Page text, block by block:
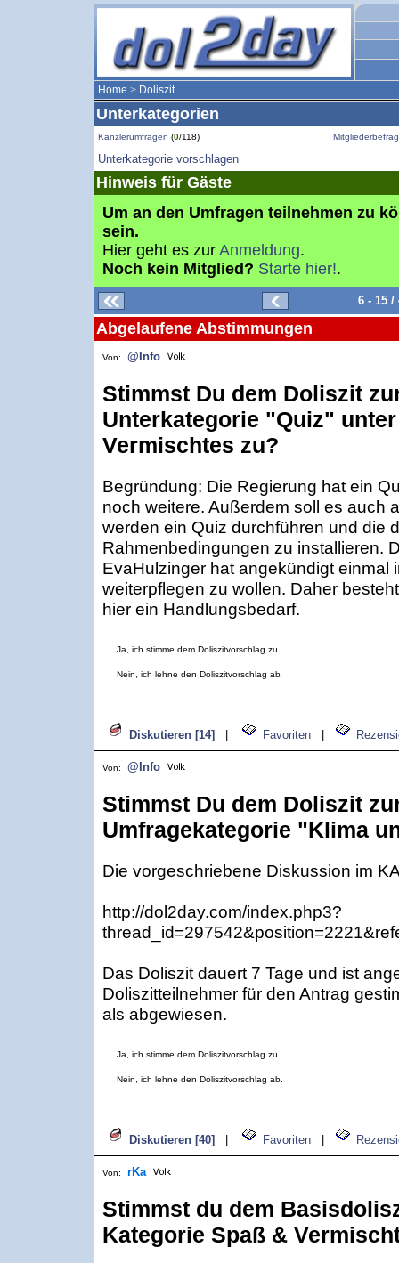
Home > Doliszit
Unterkategorien
Kanzlerumfragen (0/118)
Unterkategorie vorschlagen
Hinweis für Gäste
Um an den Umfragen teilnehmen zu
sein.
Hier geht es zur Anmeldung.
Noch kein Mitglied? Starte hier!.
6 - 15 /
Abgelaufene Abstimmungen
Von: @Info
Stimmst Du dem Doliszit
Unterkategorie "Quiz"
Vermischtes zu?
Begründung: Die Regierung hat ein
noch weitere. Außerdem soll es auch
werden ein Quiz durchführen und die
Rahmenbedingungen zu installieren.
EvaHulzinger hat angekündigt einmal
weiterpflegen zu wollen. Daher
hier ein Handlungsbedarf.
Ja, ich stimme dem Doliszitvorschlag zu
Nein, ich lehne den Doliszitvorschlag ab
Diskutieren [14] Favoriten
Von: @Info
Stimmst Du dem Doliszit
Umfragekategorie "Klima
Die vorgeschriebene Diskussion im
http://dol2day.com/index.php3?
Das Doliszit dauert 7 Tage und ist
Doliszitteilnehmer für den Antrag
als abgewiesen.
Ja, ich stimme dem Doliszitvorschlag zu.
Nein, ich lehne den Doliszitvorschlag ab.
Diskutieren [40] Favoriten
Von: rKa
Stimmst du dem
Kategorie Spaß &